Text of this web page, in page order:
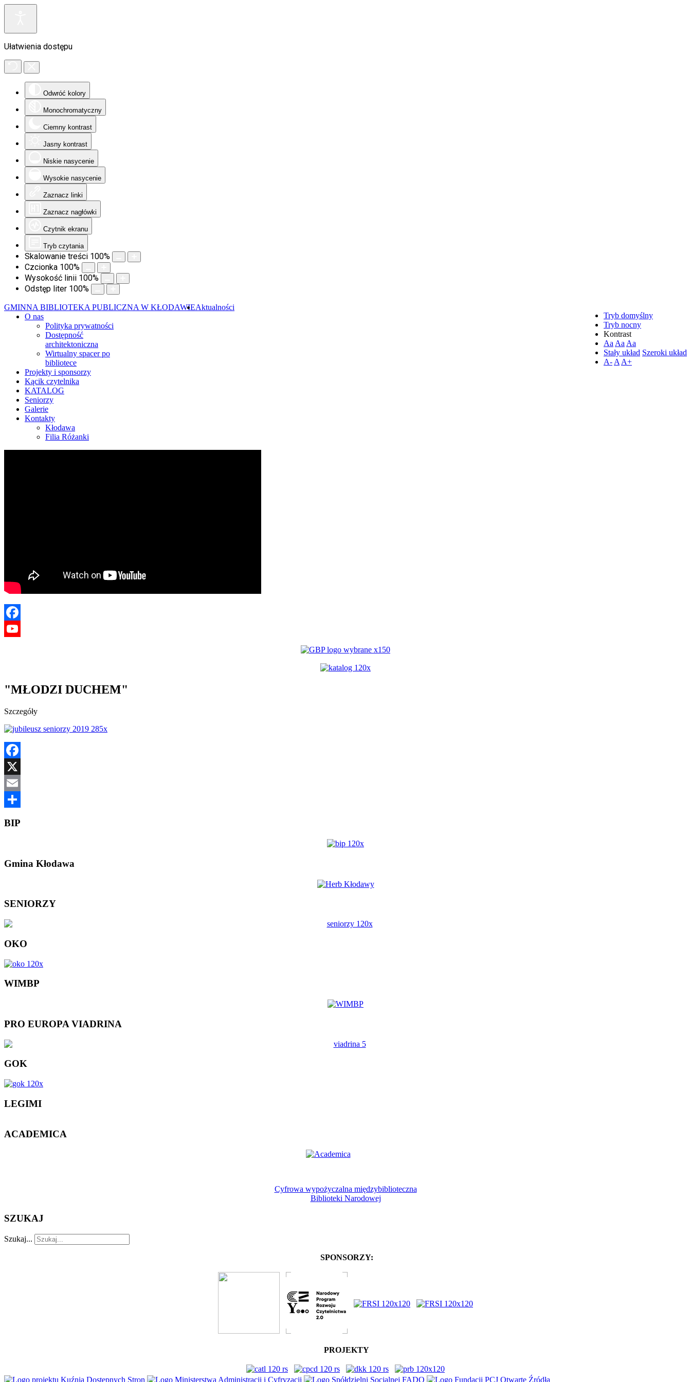
Ułatwienia dostępu
Odwróć kolory
Monochromatyczny
Ciemny kontrast
Jasny kontrast
Niskie nasycenie
Wysokie nasycenie
Zaznacz linki
Zaznacz nagłówki
Czytnik ekranu
Tryb czytania
Skalowanie treści 100%
Czcionka 100%
Wysokość linii 100%
Odstęp liter 100%
Tryb domyślny
Tryb nocny
Kontrast
Aa Aa Aa
Stały układ Szeroki układ
A- A A+
GMINNA BIBLIOTEKA PUBLICZNA W KŁODAWIEAktualności
O nas
Polityka prywatności
Dostępność
architektoniczna
Wirtualny spacer po
bibliotece
Projekty i sponsorzy
Kącik czytelnika
KATALOG
Seniorzy
Galerie
Kontakty
Kłodawa
Filia Różanki
Facebook
"MŁODZI DUCHEM"
Szczegóły
Facebook
X
Email
BIP
Gmina Kłodawa
SENIORZY
OKO
WIMBP
PRO EUROPA VIADRINA
GOK
LEGIMI
ACADEMICA
Cyfrowa wypożyczalna międzybiblioteczna
Biblioteki Narodowej
SZUKAJ
Szukaj...
SPONSORZY:
PROJEKTY